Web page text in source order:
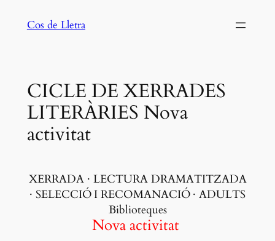
Cos de Lletra
CICLE DE XERRADES
LITERÀRIES Nova
activitat
XERRADA · LECTURA DRAMATITZADA
· SELECCIÓ I RECOMANACIÓ · ADULTS
Biblioteques
Nova activitat